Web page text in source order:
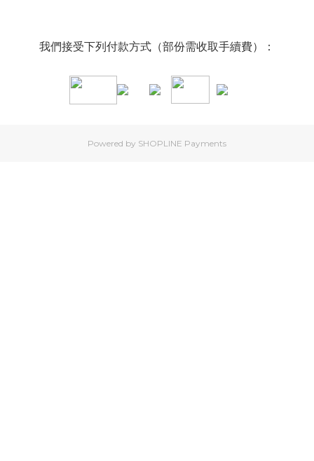
我們接受下列付款方式（部份需收取手續費）：
Powered by SHOPLINE Payments